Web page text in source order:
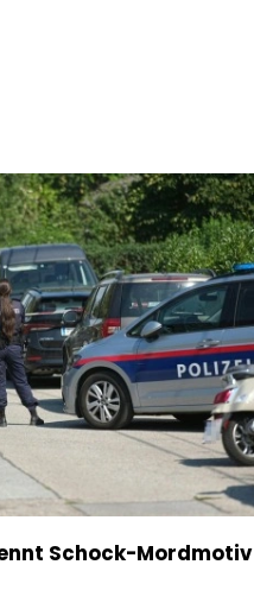
Schock-Mordmotiv